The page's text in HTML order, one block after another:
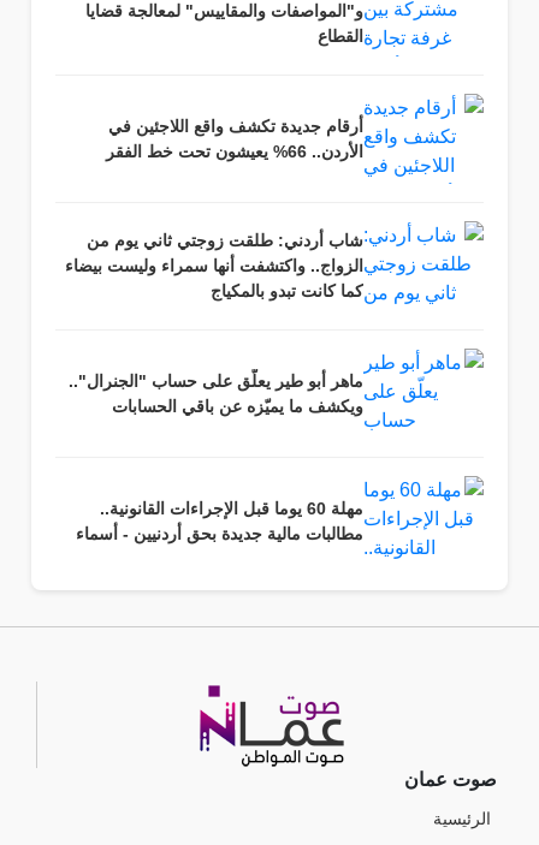
و"المواصفات والمقاييس" لمعالجة قضايا
القطاع
أرقام جديدة تكشف واقع اللاجئين في
الأردن.. 66% يعيشون تحت خط الفقر
شاب أردني: طلقت زوجتي ثاني يوم من
الزواج.. واكتشفت أنها سمراء وليست بيضاء
كما كانت تبدو بالمكياج
ماهر أبو طير يعلّق على حساب "الجنرال"..
ويكشف ما يميّزه عن باقي الحسابات
مهلة 60 يوما قبل الإجراءات القانونية..
مطالبات مالية جديدة بحق أردنيين - أسماء
صوت عمان
الرئيسية